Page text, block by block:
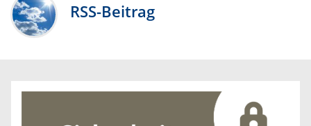
RSS-Beitrag